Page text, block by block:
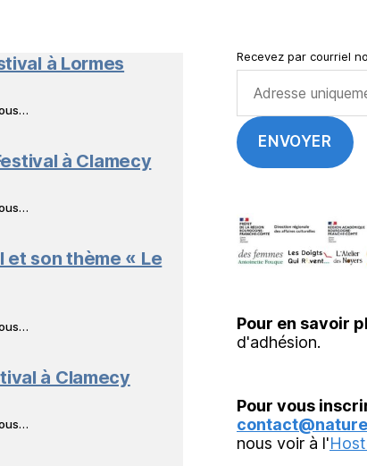
à Lormes
à Clamecy
et son thème « Le
à Clamecy
Recevez par courriel
Pour en savoir
d'adhésion.
Pour vous
nous voir à l'